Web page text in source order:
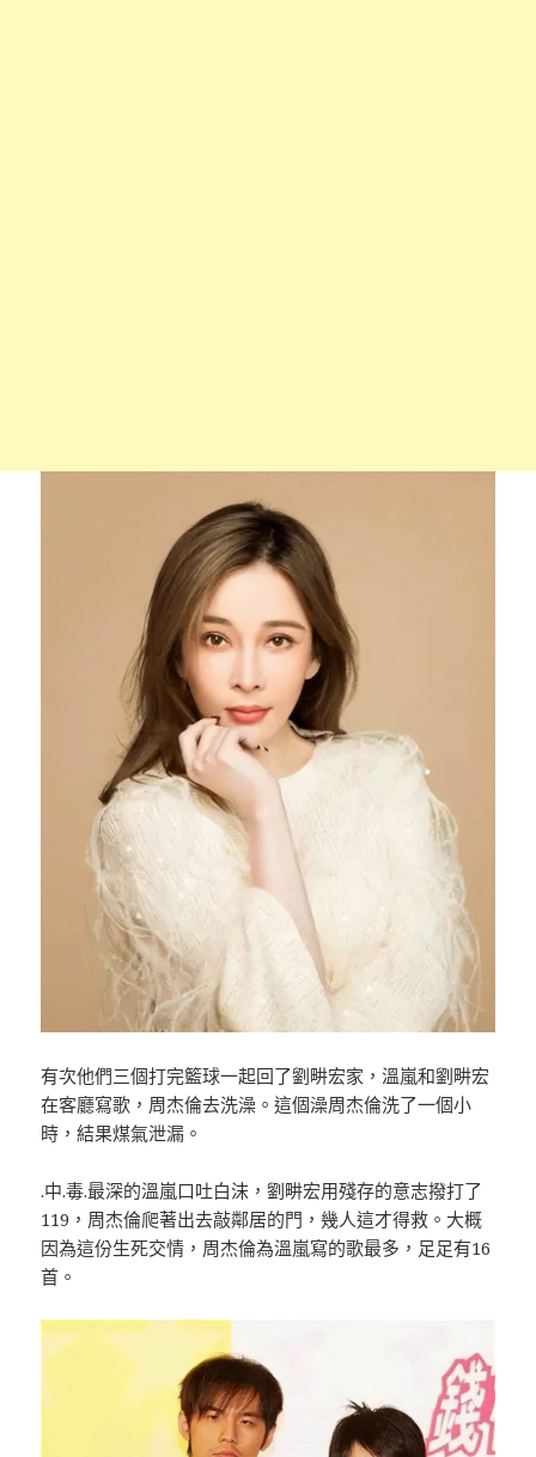
有次他們三個打完籃球一起回了劉畊宏家，溫嵐和劉畊宏
在客廳寫歌，周杰倫去洗澡。這個澡周杰倫洗了一個小
時，結果煤氣泄漏。
.中.毒.最深的溫嵐口吐白沫，劉畊宏用殘存的意志撥打了
119，周杰倫爬著出去敲鄰居的門，幾人這才得救。大概
因為這份生死交情，周杰倫為溫嵐寫的歌最多，足足有16
首。